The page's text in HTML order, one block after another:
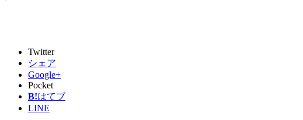
Twitter
シェア
Google+
Pocket
B!はてブ
LINE